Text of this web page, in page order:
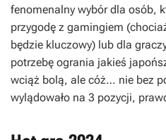
fenomenalny wybór dla osób,
przygodę z gamingiem
będzie kluczowy) lub dla
potrzebę ogrania jakieś
wciąż bolą, ale cóż… nie bez
wylądowało na 3 pozycji,